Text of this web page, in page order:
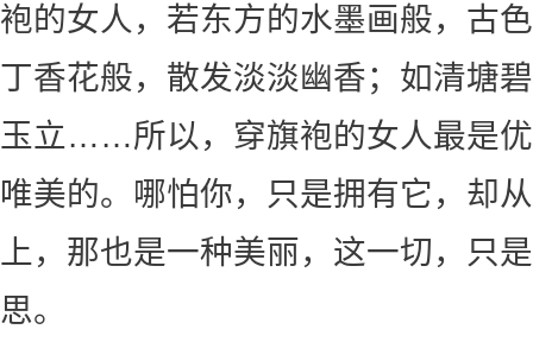
袍的女人，若东方的水墨画般，古
丁香花般，散发淡淡幽香；如清塘
玉立……所以，穿旗袍的女人最是
唯美的。哪怕你，只是拥有它，却
上，那也是一种美丽，这一切，只
思。